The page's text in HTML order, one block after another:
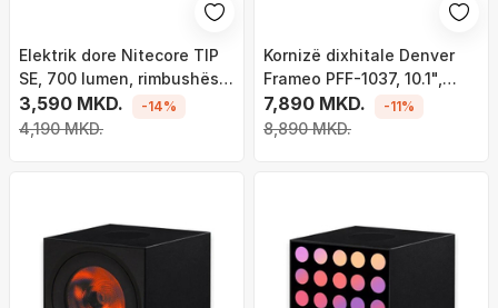
Elektrik dore Nitecore TIP
SE, 700 lumen, rimbushës
USB C, i zi
3,590 MKD.
4,190 MKD.
-14%
Kornizë dixhitale Denver
Frameo PFF-1037, 10.1",
16GB, e bardhë
7,890 MKD.
8,890 MKD.
-11%